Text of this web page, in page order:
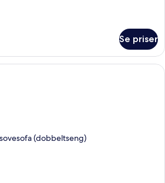
Se priser
Et moderne hotelværelse med stort
(dobbeltseng)